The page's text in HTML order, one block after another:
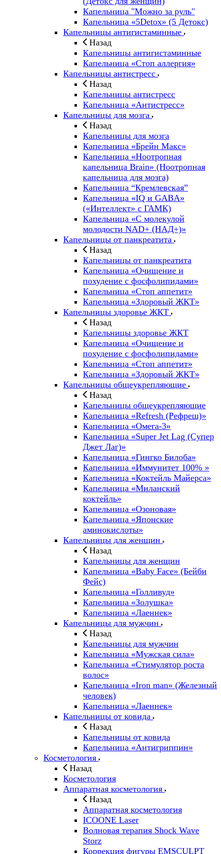
Капельница "Можно за руль"
Капельница «5Detox» (5 Детокс)
Капельницы антигистаминные
Назад
Капельницы антигистаминные
Капельница «Стоп аллергия»
Капельницы антистресс
Назад
Капельницы антистресс
Капельница «Антистресс»
Капельницы для мозга
Назад
Капельницы для мозга
Капельница «Брейн Макс»
Капельница «Ноотропная
капельница Brain» (Ноотропная
капельница для мозга)
Капельница “Кремлевская”
Капельница «IQ и GABA»
(«Интеллект» с ГАМК)
Капельница «С молекулой
молодости NAD+ (НАД+)»
Капельницы от панкреатита
Назад
Капельницы от панкреатита
Капельница «Очищение и
похудение с фосфолипидами»
Капельница «Стоп аппетит»
Капельница «Здоровый ЖКТ»
Капельницы здоровье ЖКТ
Назад
Капельницы здоровье ЖКТ
Капельница «Очищение и
похудение с фосфолипидами»
Капельница «Стоп аппетит»
Капельница «Здоровый ЖКТ»
Капельницы общеукрепляющие
Назад
Капельницы общеукрепляющие
Капельница «Refresh (Рефреш)»
Капельница «Омега-3»
Капельница «Super Jet Lag (Супер
Джет Лаг)»
Капельница «Гингко Билоба»
Капельница «Иммунитет 100% »
Капельница «Коктейль Майерса»
Капельница «Миланский
коктейль»
Капельница «Озоновая»
Капельница «Японские
аминокислоты»
Капельницы для женщин
Назад
Капельницы для женщин
Капельница «Baby Face» (Бейби
Фейс)
Капельница «Голливуд»
Капельница «Золушка»
Капельница «Лаеннек»
Капельницы для мужчин
Назад
Капельницы для мужчин
Капельница «Мужская сила»
Капельница «Стимулятор роста
волос»
Капельница «Iron man» (Железный
человек)
Капельница «Лаеннек»
Капельницы от ковида
Назад
Капельницы от ковида
Капельница «Антигриппин»
Косметология
Назад
Косметология
Аппаратная косметология
Назад
Аппаратная косметология
ICOONE Laser
Волновая терапия Shock Wave
Storz
Коррекция фигуры EMSCULPT